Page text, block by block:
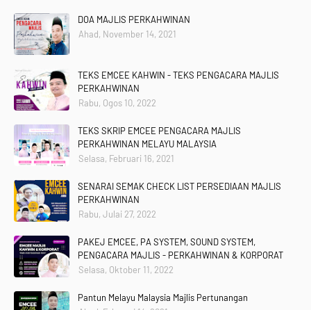
DOA MAJLIS PERKAHWINAN
Ahad, November 14, 2021
TEKS EMCEE KAHWIN - TEKS PENGACARA MAJLIS
PERKAHWINAN
Rabu, Ogos 10, 2022
TEKS SKRIP EMCEE PENGACARA MAJLIS
PERKAHWINAN MELAYU MALAYSIA
Selasa, Februari 16, 2021
SENARAI SEMAK CHECK LIST PERSEDIAAN MAJLIS
PERKAHWINAN
Rabu, Julai 27, 2022
PAKEJ EMCEE, PA SYSTEM, SOUND SYSTEM,
PENGACARA MAJLIS - PERKAHWINAN & KORPORAT
Selasa, Oktober 11, 2022
Pantun Melayu Malaysia Majlis Pertunangan
Utama Terma & Syarat
Designed with